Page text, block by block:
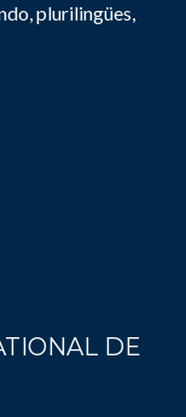
plurilingües,
DE